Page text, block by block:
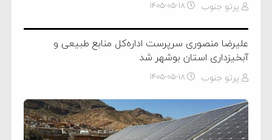
پرتو جنوب ۱۴۰۵-۰۵-۱۸
علیرضا منصوری سرپرست اداره‌کل منابع طبیعی و
آبخیزداری استان بوشهر شد
پرتو جنوب ۱۴۰۵-۰۵-۱۸